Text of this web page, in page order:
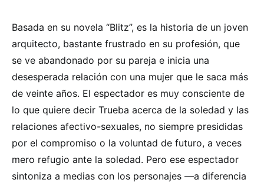
Basada en su novela “Blitz”, es la historia de un joven
arquitecto, bastante frustrado en su profesión, que
se ve abandonado por su pareja e inicia una
desesperada relación con una mujer que le saca más
de veinte años. El espectador es muy consciente de
lo que quiere decir Trueba acerca de la soledad y las
relaciones afectivo-sexuales, no siempre presididas
por el compromiso o la voluntad de futuro, a veces
mero refugio ante la soledad. Pero ese espectador
sintoniza a medias con los personajes —a diferencia